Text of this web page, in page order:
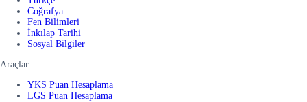
Coğrafya
Fen Bilimleri
İnkılap Tarihi
Sosyal Bilgiler
Araçlar
YKS Puan Hesaplama
LGS Puan Hesaplama